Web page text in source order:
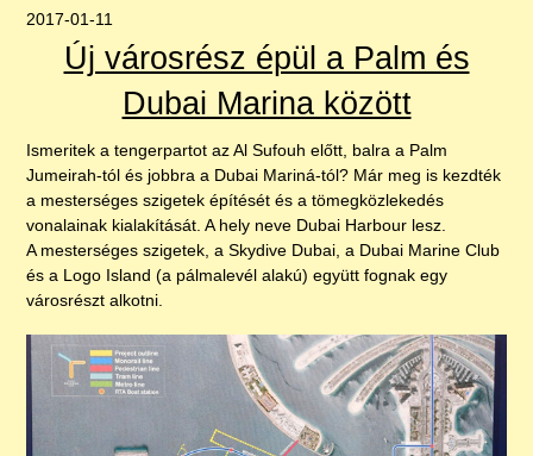
2017-01-11
Új városrész épül a Palm és
Dubai Marina között
Ismeritek a tengerpartot az Al Sufouh előtt, balra a Palm
Jumeirah-tól és jobbra a Dubai Mariná-tól? Már meg is kezdték
a mesterséges szigetek építését és a tömegközlekedés
vonalainak kialakítását. A hely neve Dubai Harbour lesz.
A mesterséges szigetek, a Skydive Dubai, a Dubai Marine Club
és a Logo Island (a pálmalevél alakú) együtt fognak egy
városrészt alkotni.